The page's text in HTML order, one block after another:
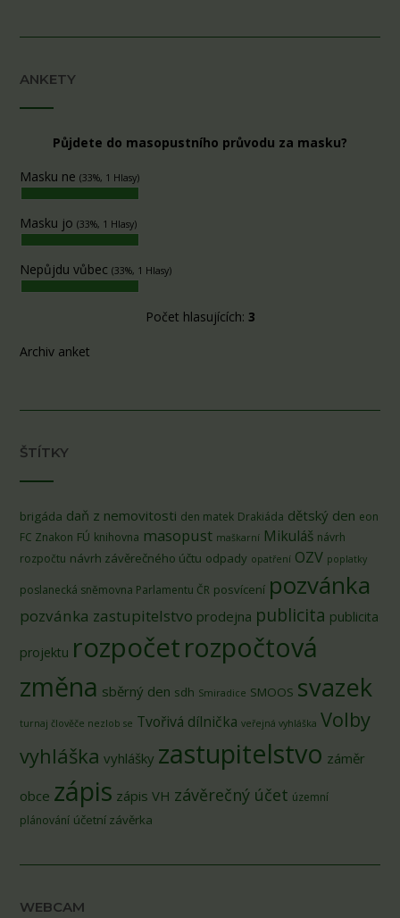
ANKETY
Půjdete do masopustního průvodu za masku?
Masku ne (33%, 1 Hlasy)
Masku jo (33%, 1 Hlasy)
Nepůjdu vůbec (33%, 1 Hlasy)
Počet hlasujících: 3
Archiv anket
ŠTÍTKY
brigáda daň z nemovitosti den matek Drakiáda dětský den eon
FC Znakon FÚ knihovna masopust maškarní Mikuláš návrh
rozpočtu návrh závěrečného účtu odpady opatření OZV poplatky
poslanecká sněmovna Parlamentu ČR posvícení pozvánka
pozvánka zastupitelstvo prodejna publicita publicita
projektu rozpočetrozpočtová
změna sběrný den sdh Smiradice SMOOS svazek
turnaj člověče nezlob se Tvořivá dílnička veřejná vyhláška Volby
vyhláška vyhlášky zastupitelstvo záměr
obce zápis zápis VH závěrečný účet územní
plánování účetní závěrka
WEBCAM